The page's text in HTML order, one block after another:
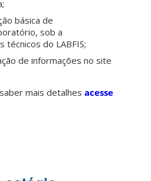
básica de
sob a
técnicos do LABFIS;
de informações no site
mais detalhesacesse